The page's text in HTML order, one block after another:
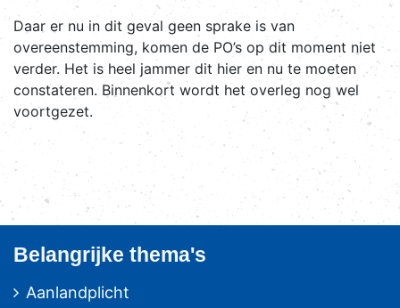
Daar er nu in dit geval geen sprake is van
overeenstemming, komen de PO’s op dit moment niet
verder. Het is heel jammer dit hier en nu te moeten
constateren. Binnenkort wordt het overleg nog wel
voortgezet.
Belangrijke thema's
Aanlandplicht